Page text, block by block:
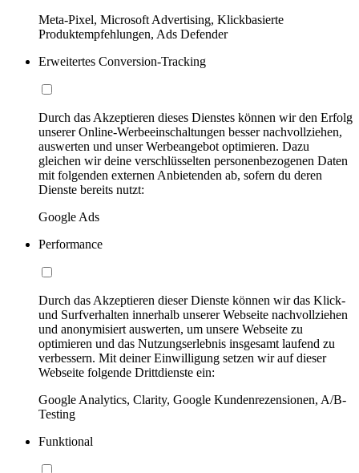
Meta-Pixel, Microsoft Advertising, Klickbasierte
Produktempfehlungen, Ads Defender
Erweitertes Conversion-Tracking
Durch das Akzeptieren dieses Dienstes können wir den Erfolg
unserer Online-Werbeeinschaltungen besser nachvollziehen,
auswerten und unser Werbeangebot optimieren. Dazu
gleichen wir deine verschlüsselten personenbezogenen Daten
mit folgenden externen Anbietenden ab, sofern du deren
Dienste bereits nutzt:
Google Ads
Performance
Durch das Akzeptieren dieser Dienste können wir das Klick-
und Surfverhalten innerhalb unserer Webseite nachvollziehen
und anonymisiert auswerten, um unsere Webseite zu
optimieren und das Nutzungserlebnis insgesamt laufend zu
verbessern. Mit deiner Einwilligung setzen wir auf dieser
Webseite folgende Drittdienste ein:
Google Analytics, Clarity, Google Kundenrezensionen, A/B-
Testing
Funktional